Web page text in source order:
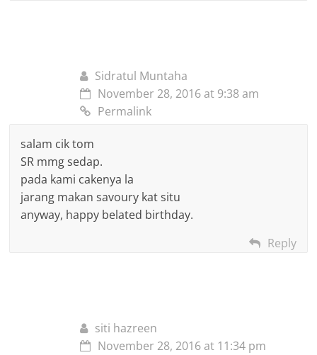
Sidratul Muntaha
November 28, 2016 at 9:38 am
Permalink
salam cik tom
SR mmg sedap.
pada kami cakenya la
jarang makan savoury kat situ
anyway, happy belated birthday.
Reply
siti hazreen
November 28, 2016 at 11:34 pm